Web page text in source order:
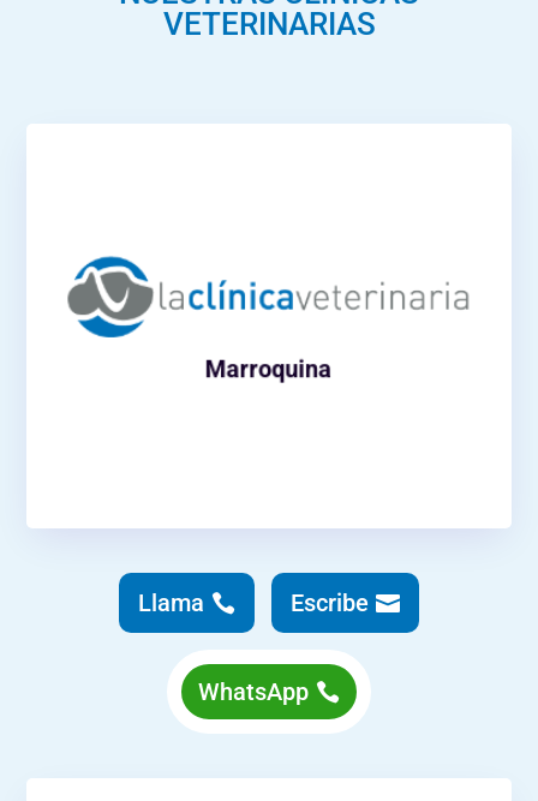
VETERINARIAS
Marroquina
Teléfono:
91 439 86 30
Sábados 09:30 a 13:00
Llama Escribe
WhatsApp